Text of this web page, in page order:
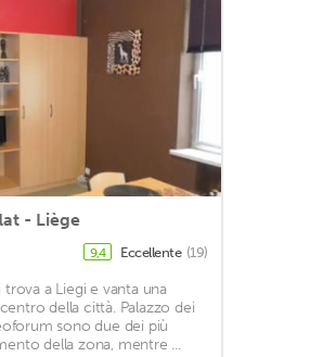
- Liège
9,4 Eccellente (19)
a Liegi e vanta una
della città. Palazzo dei
sono due dei più
della zona, mentre ...